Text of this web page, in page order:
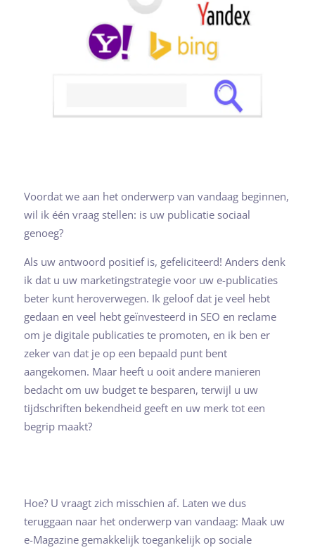
Voordat we aan het onderwerp van vandaag beginnen,
wil ik één vraag stellen: is uw publicatie sociaal
genoeg?
Als uw antwoord positief is, gefeliciteerd! Anders denk
ik dat u uw marketingstrategie voor uw e-publicaties
beter kunt heroverwegen. Ik geloof dat je veel hebt
gedaan en veel hebt geïnvesteerd in SEO en reclame
om je digitale publicaties te promoten, en ik ben er
zeker van dat je op een bepaald punt bent
aangekomen. Maar heeft u ooit andere manieren
bedacht om uw budget te besparen, terwijl u uw
tijdschriften bekendheid geeft en uw merk tot een
begrip maakt?
Hoe? U vraagt zich misschien af. Laten we dus
teruggaan naar het onderwerp van vandaag: Maak uw
e-Magazine gemakkelijk toegankelijk op sociale